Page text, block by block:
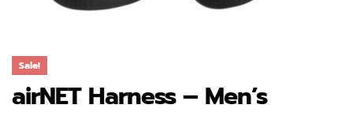
Sale!
airNET Harness – Men’s